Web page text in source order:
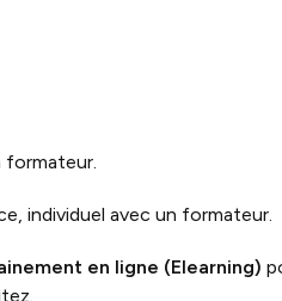
formateur.
individuel avec un formateur.
en ligne (Elearning)